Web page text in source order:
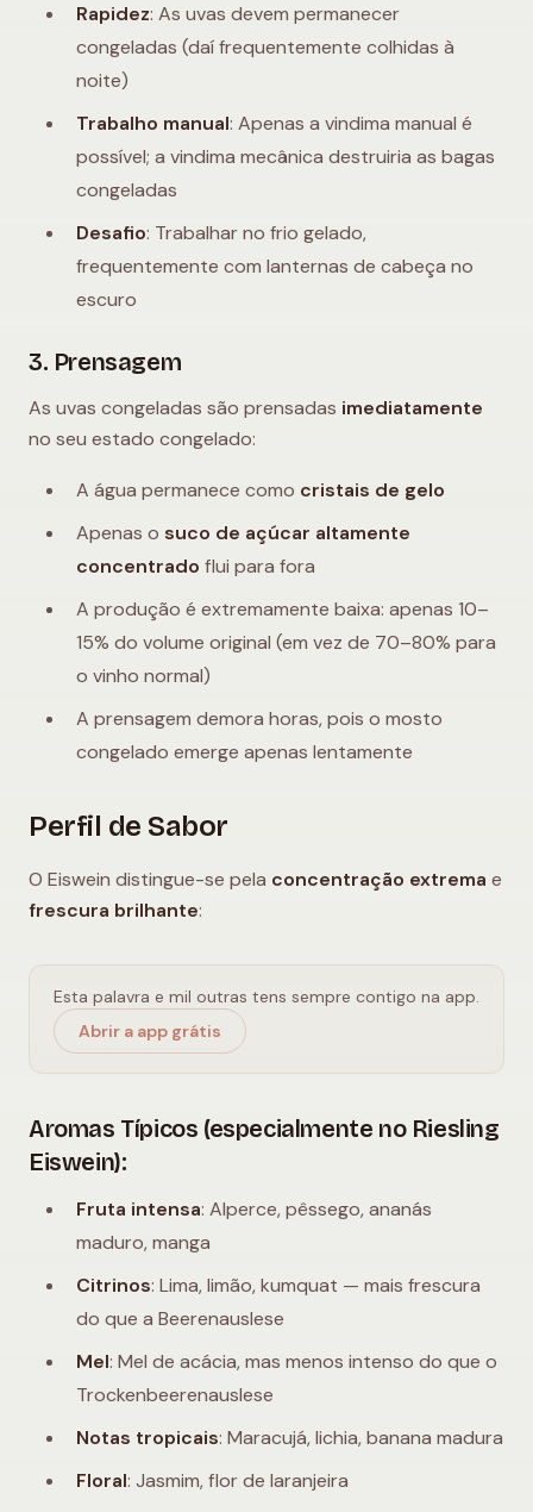
Rapidez: As uvas devem permanecer
congeladas (daí frequentemente colhidas à
noite)
Trabalho manual: Apenas a vindima manual é
possível; a vindima mecânica destruiria as bagas
congeladas
Desafio: Trabalhar no frio gelado,
frequentemente com lanternas de cabeça no
escuro
3. Prensagem
As uvas congeladas são prensadas imediatamente
no seu estado congelado:
A água permanece como cristais de gelo
Apenas o suco de açúcar altamente
concentrado flui para fora
A produção é extremamente baixa: apenas 10–
15% do volume original (em vez de 70–80% para
o vinho normal)
A prensagem demora horas, pois o mosto
congelado emerge apenas lentamente
Perfil de Sabor
O Eiswein distingue-se pela concentração extrema e
frescura brilhante:
Esta palavra e mil outras tens sempre contigo na app.
Abrir a app grátis
Aromas Típicos (especialmente no Riesling
Eiswein):
Fruta intensa: Alperce, pêssego, ananás
maduro, manga
Citrinos: Lima, limão, kumquat — mais frescura
do que a Beerenauslese
Mel: Mel de acácia, mas menos intenso do que o
Trockenbeerenauslese
Notas tropicais: Maracujá, lichia, banana madura
Floral: Jasmim, flor de laranjeira